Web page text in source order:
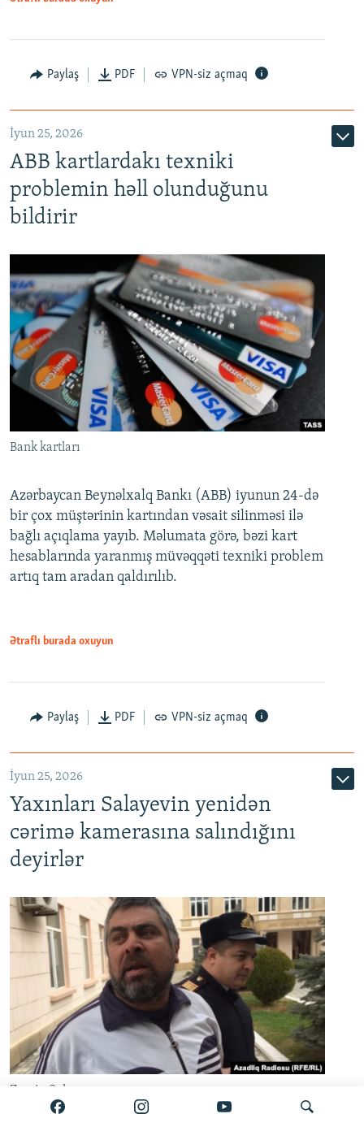
Auto 240p 360p 480p
720p 1080p
Paylaş PDF VPN-siz açmaq
İyun 25, 2026
ABB kartlardakı texniki
problemin həll olunduğunu
bildirir
Bank kartları
Azərbaycan Beynəlxalq Bankı (ABB) iyunun 24-də
bir çox müştərinin kartından vəsait silinməsi ilə
bağlı açıqlama yayıb. Məlumata görə, bəzi kart
hesablarında yaranmış müvəqqəti texniki problem
artıq tam aradan qaldırılıb.
Ətraflı burada oxuyun
Paylaş PDF VPN-siz açmaq
İyun 25, 2026
Yaxınları Salayevin yenidən
cərimə kamerasına salındığını
deyirlər
Zamin Salayev